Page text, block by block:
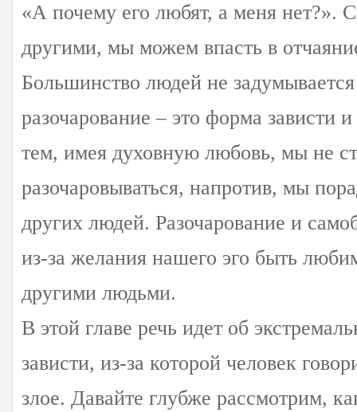
«А почему его любят, а меня нет?».
другими, мы можем впасть в
Большинство людей не
разочарование – это форма зависти
тем, имея духовную любовь, мы не
разочаровываться, напротив, мы
других людей. Разочарование и
из-за желания нашего эго быть
другими людьми.
В этой главе речь идет об
зависти, из-за которой человек
злое. Давайте глубже рассмотрим,